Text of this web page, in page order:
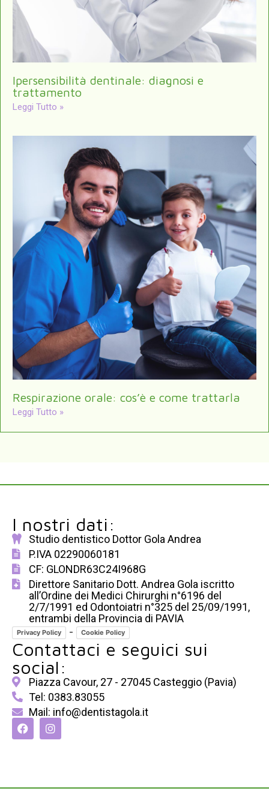
Ipersensibilità dentinale: diagnosi e
trattamento
Leggi Tutto »
Respirazione orale: cos’è e come trattarla
Leggi Tutto »
I nostri dati:
Studio dentistico Dottor Gola Andrea
P.IVA 02290060181
CF: GLONDR63C24I968G
Direttore Sanitario Dott. Andrea Gola iscritto
all’Ordine dei Medici Chirurghi n°6196 del
2/7/1991 ed Odontoiatri n°325 del 25/09/1991,
entrambi della Provincia di PAVIA
Privacy Policy - Cookie Policy
Contattaci e seguici sui
social:
Piazza Cavour, 27 - 27045 Casteggio (Pavia)
Tel: 0383.83055
Mail: info@dentistagola.it